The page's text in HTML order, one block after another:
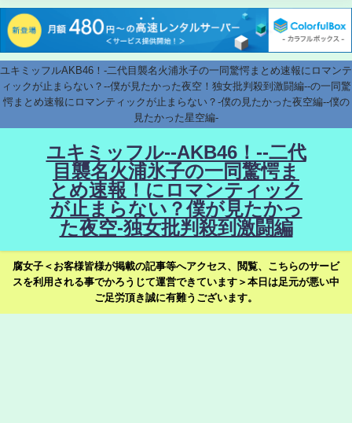
ユキミッフルAKB46！-二代目襲名火浦氷子の一同驚愕まとめ速報にロマンテ
ィックが止まらない？--僕が見たかった夜空！独女批判殺到激闘編--の一同驚
愕まとめ速報にロマンティックが止まらない？-僕の見たかった夜空編--僕の
見たかった星空編-
ユキミッフル--AKB46！--二代
目襲名火浦氷子の一同驚愕ま
とめ速報！にロマンティック
が止まらない？僕が見たかっ
た夜空-独女批判殺到激闘編
腐女子＜お客様皆様が掲載の記事等へアクセス、閲覧、こちらのサービ
スを利用される事でかろうじて運営できています＞本日は足元が悪い中
ご足労頂き誠に有難うございます。